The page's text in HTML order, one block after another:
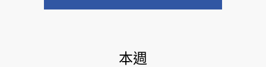
本週